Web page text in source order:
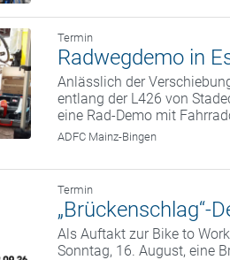
Termin
Radwegdemo in
Anlässlich der
entlang der L426 von
eine Rad-Demo mit
ADFC Mainz-Bingen
Termin
„Brückenschlag“-
Als Auftakt zur Bike to
Sonntag, 16. August, eine